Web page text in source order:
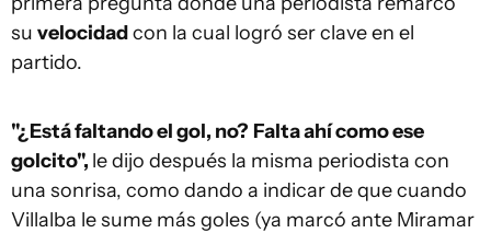
su velocidadcon la cual logró ser clave en el
partido.
"¿Está faltando el gol, no? Falta ahí como ese
golcito", le dijo después la misma periodista con
una sonrisa, como dando a indicar de que cuando
Villalba le sume más goles (ya marcó ante Miramar